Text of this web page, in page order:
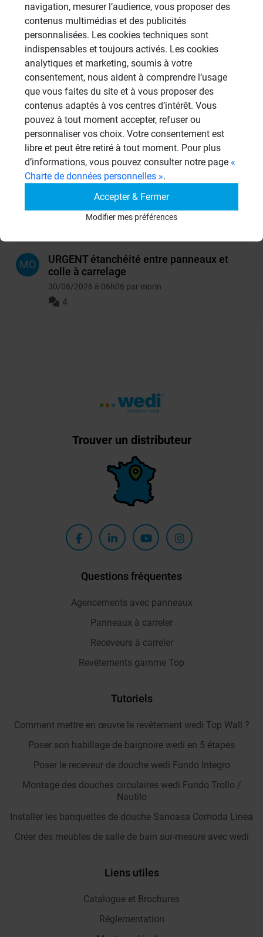
SC
Montage d'aplomb d'une paroi
40mm.
10/07/2026 à 11h07 par scddefa45
4
JO
Collage panneau 80 mm sans appui au
sol
06/07/2026 à 09h07 par Josselin
6
MO
URGENT compatibilité wedi 610 et
30/06/2026 à 20h06 par morin
MO
URGENT étanchéité entre panneaux et
colle à carrelage
30/06/2026 à 06h06 par morin
4
Trouver un distributeur
Questions fréquentes
Agencements avec panneaux
Panneaux à carreler
Receveurs à carreler
Revêtements gamme Top
Tutoriels
Comment mettre en œuvre le revêtement wedi Top Wall ?
Poser son habillage de baignoire wedi en 5 étapes
Poser le receveur de douche wedi Fundo Integro
Montage des douches circulaires wedi Fundo Trollo /
Nautilo
Installer les banquettes de douche Sanoasa Comoda Linea
Créer des meubles de salle de bain sur-mesure avec wedi
Liens utiles
Catalogue et Brochures
Réglementation
navigation, mesurer l’audience, vous proposer des
contenus multimédias et des publicités
personnalisées. Les cookies techniques sont
indispensables et toujours activés. Les cookies
analytiques et marketing, soumis à votre
consentement, nous aident à comprendre l’usage
que vous faites du site et à vous proposer des
contenus adaptés à vos centres d’intérêt. Vous
pouvez à tout moment accepter, refuser ou
personnaliser vos choix. Votre consentement est
libre et peut être retiré à tout moment. Pour plus
d’informations, vous pouvez consulter notre page «
Charte de données personnelles ».
Accepter & Fermer
Modifier mes préférences